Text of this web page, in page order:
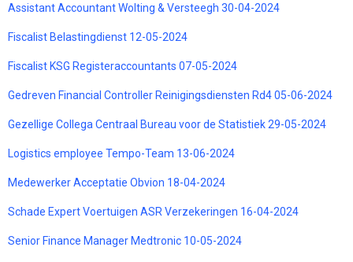
Assistant Accountant Wolting & Versteegh 30-04-2024
Fiscalist Belastingdienst 12-05-2024
Fiscalist KSG Registeraccountants 07-05-2024
Gedreven Financial Controller Reinigingsdiensten Rd4 05-06-2024
Gezellige Collega Centraal Bureau voor de Statistiek 29-05-2024
Logistics employee Tempo-Team 13-06-2024
Medewerker Acceptatie Obvion 18-04-2024
Schade Expert Voertuigen ASR Verzekeringen 16-04-2024
Senior Finance Manager Medtronic 10-05-2024